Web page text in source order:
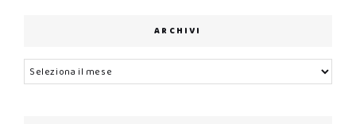
ARCHIVI
Archivi